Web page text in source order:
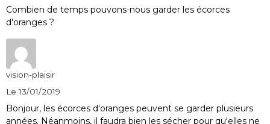
Combien de temps pouvons-nous garder les écorces
d'oranges ?
vision-plaisir
Le 13/01/2019
Bonjour, les écorces d'oranges peuvent se garder plusieurs
années. Néanmoins, il faudra bien les sécher pour qu'elles ne